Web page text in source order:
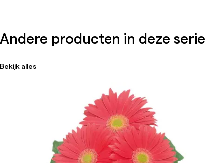
Andere producten in deze serie
Bekijk alles